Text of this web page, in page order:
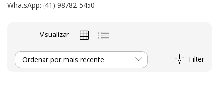
WhatsApp: (41) 98782-5450
Visualizar
Filter
Ordenar por mais recente